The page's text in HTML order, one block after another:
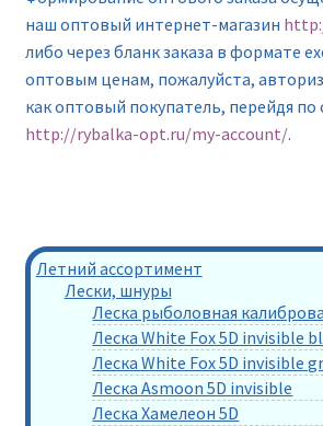
наш оптовый интернет-магазин
либо через бланк заказа в формате
оптовым ценам, пожалуйста,
как оптовый покупатель, перейдя по
http://rybalka-opt.ru/my-account/.
Летний ассортимент
Лески, шнуры
Леска рыболовная
Леска White Fox 5D invisible
Леска White Fox 5D invisible
Леска Asmoon 5D invisible
Леска Хамелеон 5D